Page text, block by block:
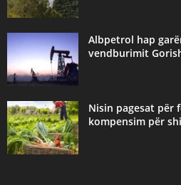
Albpetrol hap
vendburimit
Nisin pagesat për
kompensim për